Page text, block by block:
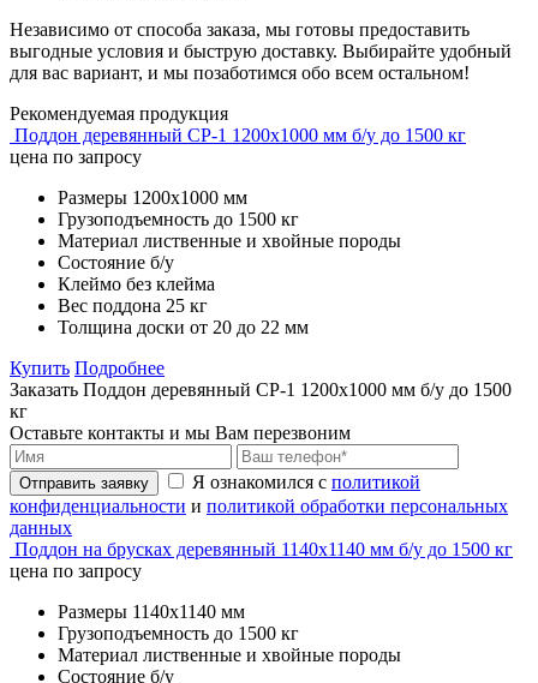
Независимо от способа заказа, мы готовы предоставить
выгодные условия и быструю доставку. Выбирайте удобный
для вас вариант, и мы позаботимся обо всем остальном!
Рекомендуемая продукция
Поддон деревянный CP-1 1200х1000 мм б/у до 1500 кг
цена по запросу
Размеры 1200х1000 мм
Грузоподъемность до 1500 кг
Материал лиственные и хвойные породы
Состояние б/у
Клеймо без клейма
Вес поддона 25 кг
Толщина доски от 20 до 22 мм
Купить Подробнее
Заказать Поддон деревянный CP-1 1200х1000 мм б/у до 1500
кг
Оставьте контакты и мы Вам перезвоним
Отправить заявку Я ознакомился с политикой
конфиденциальности и политикой обработки персональных
данных
Поддон на брусках деревянный 1140х1140 мм б/у до 1500 кг
цена по запросу
Размеры 1140х1140 мм
Грузоподъемность до 1500 кг
Материал лиственные и хвойные породы
Состояние б/у